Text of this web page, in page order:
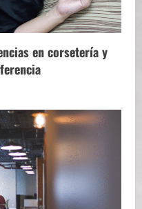
en corsetería y